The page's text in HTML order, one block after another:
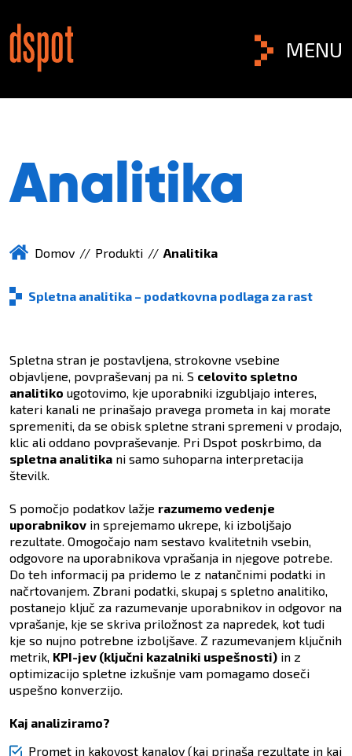
MENU
Analitika
Domov // Produkti // Analitika
Spletna analitika – podatkovna podlaga za rast
Spletna stran je postavljena, strokovne vsebine
objavljene, povpraševanj pa ni. S celovito spletno
analitiko ugotovimo, kje uporabniki izgubljajo interes,
kateri kanali ne prinašajo pravega prometa in kaj morate
spremeniti, da se obisk spletne strani spremeni v prodajo,
klic ali oddano povpraševanje. Pri Dspot poskrbimo, da
spletna analitika ni samo suhoparna interpretacija
številk.
S pomočjo podatkov lažje razumemo vedenje
uporabnikov in sprejemamo ukrepe, ki izboljšajo
rezultate. Omogočajo nam sestavo kvalitetnih vsebin,
odgovore na uporabnikova vprašanja in njegove potrebe.
Do teh informacij pa pridemo le z natančnimi podatki in
načrtovanjem. Zbrani podatki, skupaj s spletno analitiko,
postanejo ključ za razumevanje uporabnikov in odgovor na
vprašanje, kje se skriva priložnost za napredek, kot tudi
kje so nujno potrebne izboljšave. Z razumevanjem ključnih
metrik, KPI-jev (ključni kazalniki uspešnosti) in z
optimizacijo spletne izkušnje vam pomagamo doseči
uspešno konverzijo.
Kaj analiziramo?
Promet in kakovost kanalov (kaj prinaša rezultate in kaj